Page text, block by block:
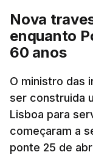
Nova
enquanto
60 anos
O ministro das
ser construida
Lisboa para
começaram a
ponte 25 de